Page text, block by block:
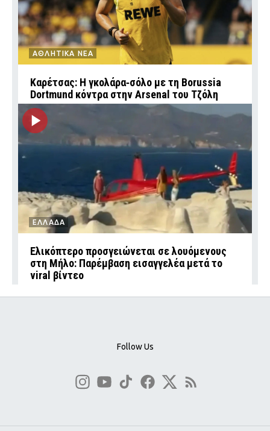
ΑΘΛΗΤΙΚΑ ΝΕΑ
Καρέτσας: Η γκολάρα‑σόλο με τη Borussia
Dortmund κόντρα στην Arsenal του Τζόλη
ΕΛΛΑΔΑ
Ελικόπτερο προσγειώνεται σε λουόμενους
στη Μήλο: Παρέμβαση εισαγγελέα μετά το
viral βίντεο
Follow Us